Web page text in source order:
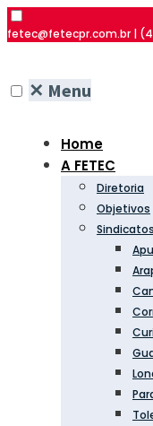
fetec@fetecpr.com.br |
✕ Menu
Home
A FETEC
Diretoria
Objetivos
Sindicatos